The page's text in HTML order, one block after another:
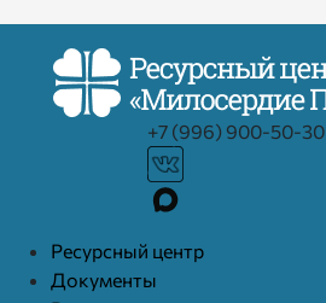
+7 (996) 900-50-30
Ресурcный центр
Документы